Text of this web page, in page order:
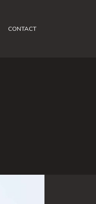
CONTACT